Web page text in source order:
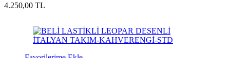
4.250,00 TL